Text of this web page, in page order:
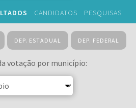
CANDIDATOS PESQUISAS
DEP. ESTADUAL DEP. FEDERAL
votação por município: